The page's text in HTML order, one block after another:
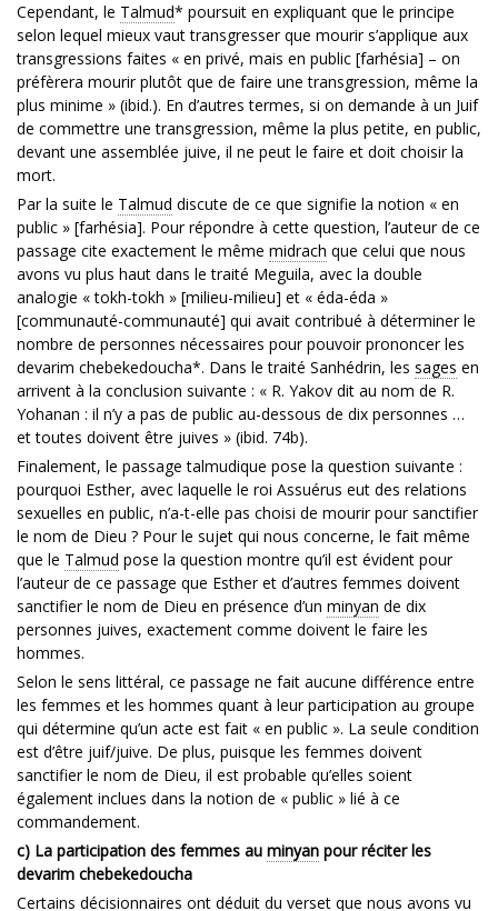
Cependant, le Talmud* poursuit en expliquant que le principe
selon lequel mieux vaut transgresser que mourir s’applique aux
transgressions faites « en privé, mais en public [farhésia] – on
préfèrera mourir plutôt que de faire une transgression, même la
plus minime » (ibid.). En d’autres termes, si on demande à un Juif
de commettre une transgression, même la plus petite, en public,
devant une assemblée juive, il ne peut le faire et doit choisir la
mort.
Par la suite le Talmud discute de ce que signifie la notion « en
public » [farhésia]. Pour répondre à cette question, l’auteur de ce
passage cite exactement le même midrach que celui que nous
avons vu plus haut dans le traité Meguila, avec la double
analogie « tokh-tokh » [milieu-milieu] et « éda-éda »
[communauté-communauté] qui avait contribué à déterminer le
nombre de personnes nécessaires pour pouvoir prononcer les
devarim chebekedoucha*. Dans le traité Sanhédrin, les sages en
arrivent à la conclusion suivante : « R. Yakov dit au nom de R.
Yohanan : il n’y a pas de public au-dessous de dix personnes …
et toutes doivent être juives » (ibid. 74b).
Finalement, le passage talmudique pose la question suivante :
pourquoi Esther, avec laquelle le roi Assuérus eut des relations
sexuelles en public, n’a-t-elle pas choisi de mourir pour sanctifier
le nom de Dieu ? Pour le sujet qui nous concerne, le fait même
que le Talmud pose la question montre qu’il est évident pour
l’auteur de ce passage que Esther et d’autres femmes doivent
sanctifier le nom de Dieu en présence d’un minyan de dix
personnes juives, exactement comme doivent le faire les
hommes.
Selon le sens littéral, ce passage ne fait aucune différence entre
les femmes et les hommes quant à leur participation au groupe
qui détermine qu’un acte est fait « en public ». La seule condition
est d’être juif/juive. De plus, puisque les femmes doivent
sanctifier le nom de Dieu, il est probable qu’elles soient
également inclues dans la notion de « public » lié à ce
commandement.
c) La participation des femmes au minyan pour réciter les
devarim chebekedoucha
Certains décisionnaires ont déduit du verset que nous avons vu